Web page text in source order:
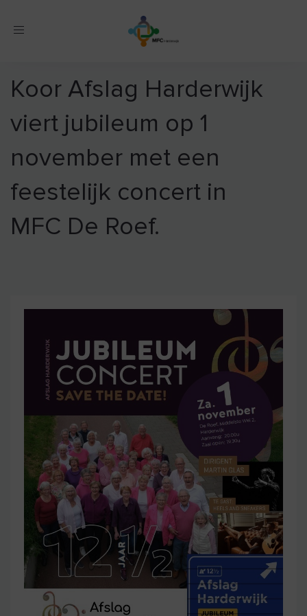
Toggle
Koor Afslag Harderwijk
viert jubileum op 1
november met een
feestelijk concert in
MFC De Roef.